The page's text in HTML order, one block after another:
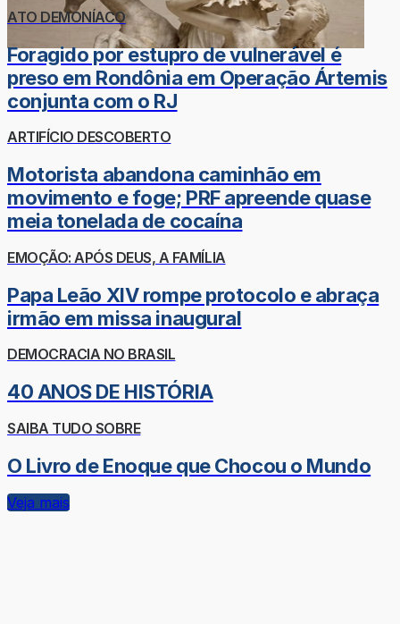
ATO DEMONÍACO
Foragido por estupro de vulnerável é
preso em Rondônia em Operação Ártemis
conjunta com o RJ
ARTIFÍCIO DESCOBERTO
Motorista abandona caminhão em
movimento e foge; PRF apreende quase
meia tonelada de cocaína
EMOÇÃO: APÓS DEUS, A FAMÍLIA
Papa Leão XIV rompe protocolo e abraça
irmão em missa inaugural
DEMOCRACIA NO BRASIL
40 ANOS DE HISTÓRIA
SAIBA TUDO SOBRE
O Livro de Enoque que Chocou o Mundo
Veja mais